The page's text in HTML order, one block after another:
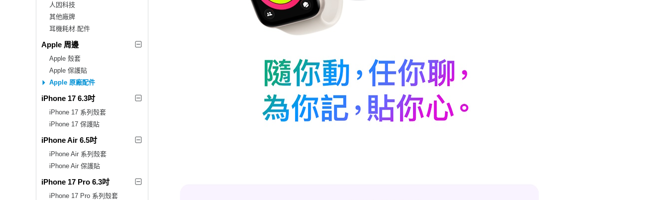
人因科技
其他廠牌
耳機耗材.配件
Apple 周邊
Apple 殼套
Apple 保護貼
Apple 原廠配件
iPhone 17 6.3吋
iPhone 17 系列殼套
iPhone 17 保護貼
iPhone Air 6.5吋
iPhone Air 系列殼套
iPhone Air 保護貼
iPhone 17 Pro 6.3吋
iPhone 17 Pro 系列殼套